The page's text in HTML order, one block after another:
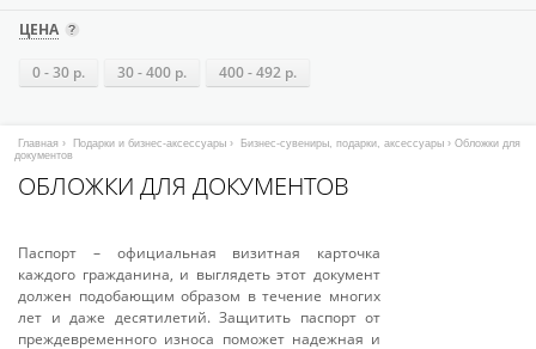
ЦЕНА
0 - 30 р. 30 - 400 р. 400 - 492 р.
Главная › Подарки и бизнес-аксессуары › Бизнес-сувениры, подарки, аксессуары › Обложки для
документов
ОБЛОЖКИ ДЛЯ ДОКУМЕНТОВ
Паспорт – официальная визитная карточка
каждого гражданина, и выглядеть этот документ
должен подобающим образом в течение многих
лет и даже десятилетий. Защитить паспорт от
преждевременного износа поможет надежная и